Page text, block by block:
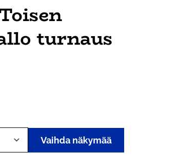
turnaus
Vaihda näkymää